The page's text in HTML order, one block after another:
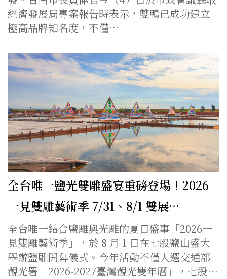
經濟發展局專案報告時表示，雙鴨已成功建立
極高品牌知名度，不僅…
全台唯一鹽光雙雕盛宴重磅登場！2026
一見雙雕藝術季 7/31、8/1 雙展…
全台唯一結合鹽雕與光雕的夏日盛事「2026一
見雙雕藝術季」，於 8 月 1 日在七股鹽山盛大
舉辦鹽雕開幕儀式。今年活動不僅入選交通部
觀光署「2026-2027臺灣觀光雙年曆」，七股…